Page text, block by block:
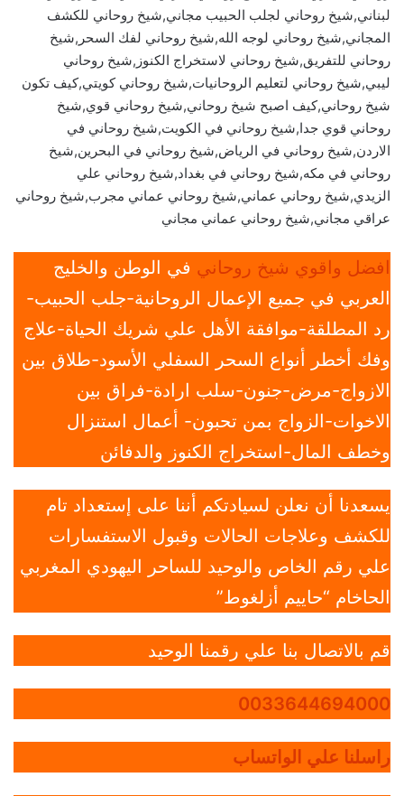
لبناني,شيخ روحاني لجلب الحبيب مجاني,شيخ روحاني للكشف
المجاني,شيخ روحاني لوجه الله,شيخ روحاني لفك السحر,شيخ
روحاني للتفريق,شيخ روحاني لاستخراج الكنوز,شيخ روحاني
ليبي,شيخ روحاني لتعليم الروحانيات,شيخ روحاني كويتي,كيف تكون
شيخ روحاني,كيف اصبح شيخ روحاني,شيخ روحاني قوي,شيخ
روحاني قوي جدا,شيخ روحاني في الكويت,شيخ روحاني في
الاردن,شيخ روحاني في الرياض,شيخ روحاني في البحرين,شيخ
روحاني في مكه,شيخ روحاني في بغداد,شيخ روحاني علي
الزيدي,شيخ روحاني عماني,شيخ روحاني عماني مجرب,شيخ روحاني
عراقي مجاني,شيخ روحاني عماني مجاني
افضل واقوي شيخ روحاني في الوطن والخليج
العربي في جميع الإعمال الروحانية-جلب الحبيب-
رد المطلقة-موافقة الأهل علي شريك الحياة-علاج
وفك أخطر أنواع السحر السفلي الأسود-طلاق بين
الازواج-مرض-جنون-سلب ارادة-فراق بين
الاخوات-الزواج بمن تحبون- أعمال استنزال
وخطف المال-استخراج الكنوز والدفائن
يسعدنا أن نعلن لسيادتكم أننا على إستعداد تام
للكشف وعلاجات الحالات وقبول الاستفسارات
علي رقم الخاص والوحيد للساحر اليهودي المغربي
الحاخام “حاييم أزلغوط”
قم بالاتصال بنا علي رقمنا الوحيد
0033644694000
راسلنا علي الواتساب